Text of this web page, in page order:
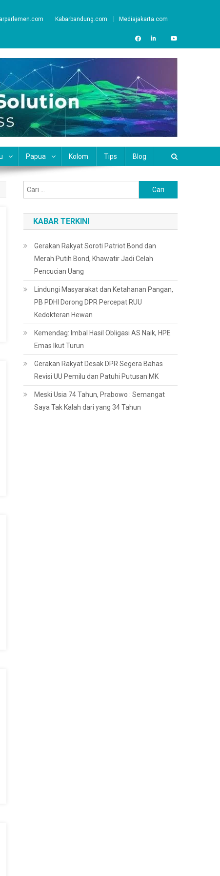
Kabarbandung.com
Mediajakarta.com
Papua Kolom Tips Blog
untuk:
KABAR TERKINI
Gerakan Rakyat Soroti Patriot Bond dan
Merah Putih Bond, Khawatir Jadi Celah
Pencucian Uang
Lindungi Masyarakat dan Ketahanan Pangan,
PB PDHI Dorong DPR Percepat RUU
Kedokteran Hewan
Kemendag: Imbal Hasil Obligasi AS Naik, HPE
Emas Ikut Turun
Gerakan Rakyat Desak DPR Segera Bahas
Revisi UU Pemilu dan Patuhi Putusan MK
Meski Usia 74 Tahun, Prabowo : Semangat
Saya Tak Kalah dari yang 34 Tahun